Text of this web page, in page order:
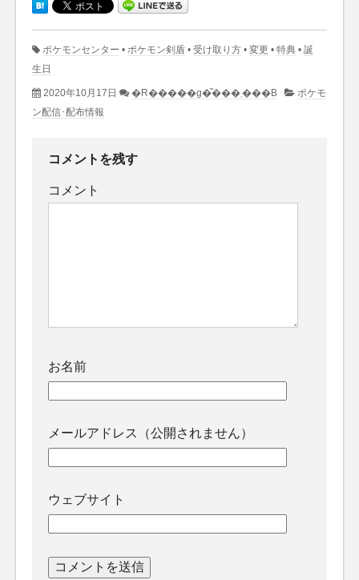
ポケモンセンター • ポケモン剣盾 • 受け取り方 • 変更 • 特典 • 誕
生日
2020年10月17日 �R�����g�͂���܂���B
ポケモ
ン配信･配布情報
コメントを残す
コメント
お名前
メールアドレス（公開されません）
ウェブサイト